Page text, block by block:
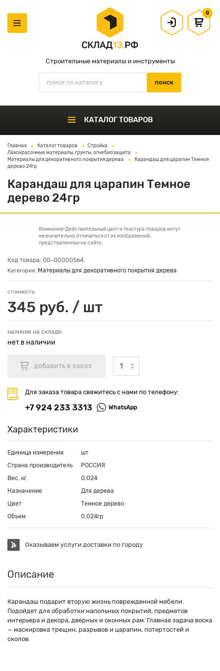
Строительные материалы и инструменты
0
КАТАЛОГ ТОВАРОВ
Главная Каталог товаров
Стройка
Лакокрасочные материалы, грунты, огнебиозащита
Материалы для декоративного покрытия дерева
Карандаш для царапин Темное
дерево 24гр
Карандаш для царапин Темное
дерево 24гр
Внимание! Действительный цвет и текстура товаров могут
незначительно отличаться от их изображений,
представленных на сайте.
Код товара: 00-00000564
Категория: Материалы для декоративного покрытия дерева
стоимость:
345 руб. / шт
наличие на складе:
нет в наличии
Для заказа товара свяжитесь с нами по телефону:
+7 924 233 3313 WhatsApp
Характеристики
Единица измерения
шт
Страна производитель
РОССИЯ
Вес, кг.
0,024
Назначение
Для дерева
Цвет
Темное дерево
Объем
0,024гр
Оказываем услуги доставки по городу
Описание
Карандаш подарит вторую жизнь поврежденной мебели.
Подойдет для обработки напольных покрытий, предметов
интерьера и декора, дверных и оконных рам. Главная задача воска
— маскировка трещин, разрывов и царапин, потертостей и
сколов.